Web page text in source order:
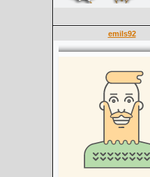
emils92